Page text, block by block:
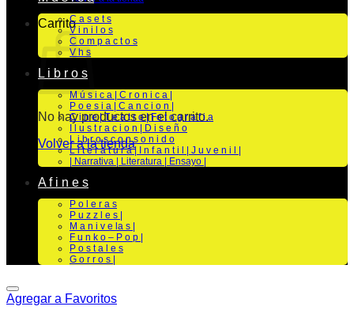
Carrito
No hay productos en el carrito.
Volver a la tienda
C a s e t s
V i n i l o s
C o m p a c t o s
V h s
L i b r o s
M ú s i c a | C r o n i c a |
P o e s i a | C a n c i o n |
C i n e | T e a t r o | Fo t o g r a f i a
I l u s t r a c i o n | D i s e ñ o
L i b r o s c o n s o n i d o
L i t e r a t u r a | I n f a n t i l | J u v e n i l |
| Narrativa | Literatura | Ensayo |
A f i n e s
P o l e r a s
P u z z l e s |
M a n i v e la s |
F u n k o – P o p |
P o s t a l e s
G o r r o s |
Agregar a Favoritos